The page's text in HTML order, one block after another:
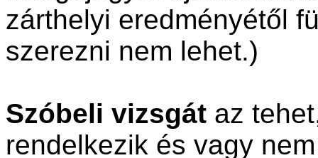
zárthelyi eredményétől
szerezni nem lehet.)
Szóbeli vizsgát az
rendelkezik és vagy